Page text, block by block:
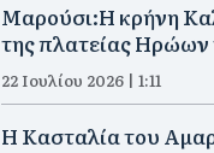
Μαρούσι:Η κρήνη
της πλατείας Ηρώων
22 Ιουλίου 2026 | 1:11
Η Κασταλία του